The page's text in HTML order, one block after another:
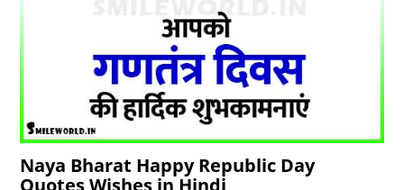
Naya Bharat Happy Republic Day
Quotes Wishes in Hindi